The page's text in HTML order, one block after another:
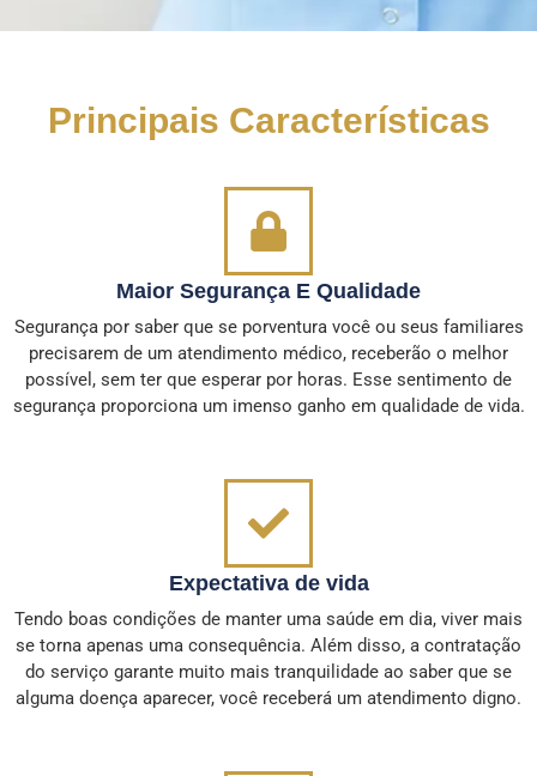
Principais Características
Maior Segurança E Qualidade
Segurança por saber que se porventura você ou seus familiares
precisarem de um atendimento médico, receberão o melhor
possível, sem ter que esperar por horas. Esse sentimento de
segurança proporciona um imenso ganho em qualidade de vida.
Expectativa de vida
Tendo boas condições de manter uma saúde em dia, viver mais
se torna apenas uma consequência. Além disso, a contratação
do serviço garante muito mais tranquilidade ao saber que se
alguma doença aparecer, você receberá um atendimento digno.